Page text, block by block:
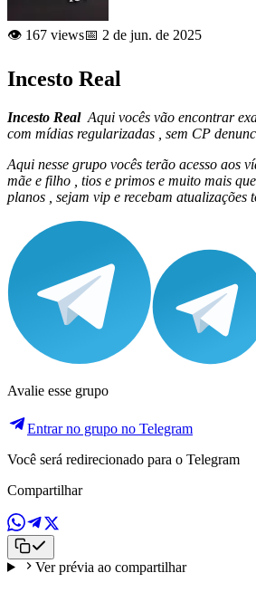
👁️ 167 views📅 2 de jun. de 2025
Incesto Real
Incesto Real Aqui vocês vão encontrar
com mídias regularizadas , sem CP
Aqui nesse grupo vocês terão acesso aos
mãe e filho , tios e primos e muito mais
planos , sejam vip e recebam atualizações
Avalie esse grupo
Entrar no grupo no Telegram
Você será redirecionado para o Telegram
Compartilhar
Ver prévia ao compartilhar